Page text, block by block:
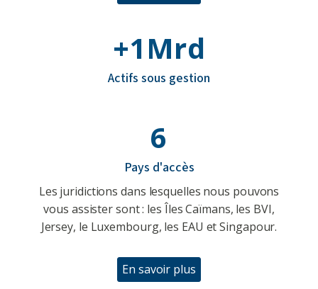
+1Mrd
Actifs sous gestion
6
Pays d'accès
Les juridictions dans lesquelles nous pouvons
vous assister sont : les Îles Caïmans, les BVI,
Jersey, le Luxembourg, les EAU et Singapour.
En savoir plus